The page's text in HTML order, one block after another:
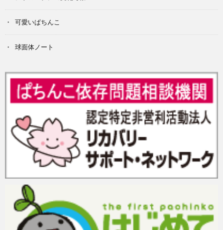
可愛いぱちんこ
球面体ノート